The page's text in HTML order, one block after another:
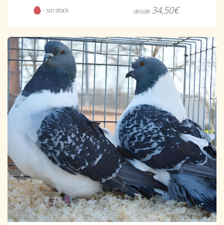
- sin stock desde 34,50€